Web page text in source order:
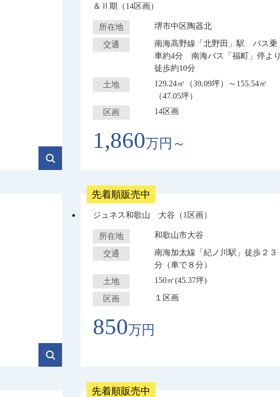
＆Ⅱ期（14区画）
所在地 堺市中区陶器北
交通
南海高野線「北野田」駅 バス乗
車約4分 南海バス「福町」停より
徒歩約10分
土地
129.24㎡（39.09坪）～155.54㎡
（47.05坪）
区画
14区画
1,860万円～
先着順販売中
ジュネス和歌山 大谷（1区画）
所在地 和歌山市大谷
交通
南海加太線「紀ノ川駅」徒歩２３
分（車で８分）
土地
150㎡(45.37坪)
区画 １区画
850万円
先着順販売中